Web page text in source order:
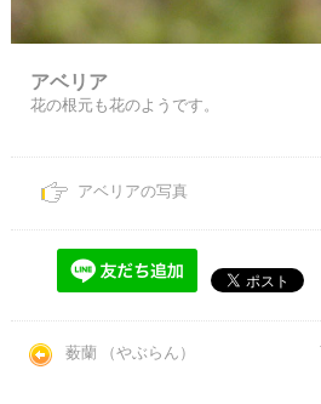
アベリア
花の根元も花のようです。
アベリアの写真
薮蘭 （やぶらん）